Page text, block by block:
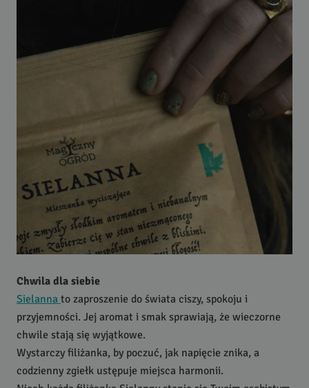
Chwila dla siebie
Sielanna to zaproszenie do świata ciszy, spokoju i
przyjemności. Jej aromat i smak sprawiają, że wieczorne
chwile stają się wyjątkowe.
Wystarczy filiżanka, by poczuć, jak napięcie znika, a
codzienny zgiełk ustępuje miejsca harmonii.